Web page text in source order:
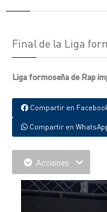
Final de la Liga
Liga formoseña de Rap
Compartir en
Compartir en
Acciones